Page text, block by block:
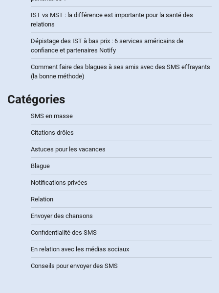
IST vs MST : la différence est importante pour la santé des
relations
Dépistage des IST à bas prix : 6 services américains de
confiance et partenaires Notify
Comment faire des blagues à ses amis avec des SMS effrayants
(la bonne méthode)
Catégories
SMS en masse
Citations drôles
Astuces pour les vacances
Blague
Notifications privées
Relation
Envoyer des chansons
Confidentialité des SMS
En relation avec les médias sociaux
Conseils pour envoyer des SMS